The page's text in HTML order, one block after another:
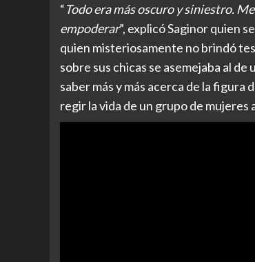
“Todo era más oscuro y siniestro.
empoderar”, explicó Saginor quien
quien misteriosamente no brindó
sobre sus chicas se asemejaba al
saber más y más acerca de la
regir la vida de un grupo de mujeres